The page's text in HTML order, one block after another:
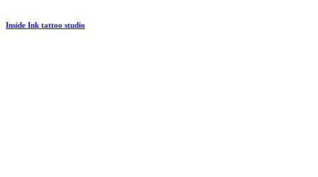
Inside Ink tattoo studio